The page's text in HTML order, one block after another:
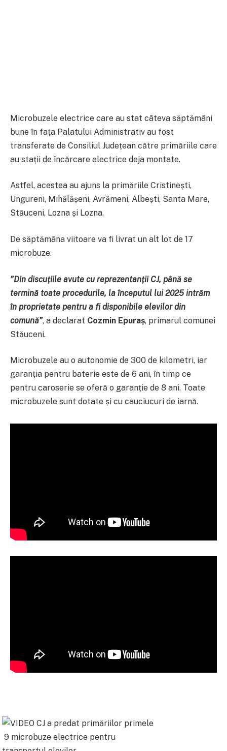
Microbuzele electrice care au stat câteva săptămâni
bune în fața Palatului Administrativ au fost
transferate de Consiliul Județean către primăriile care
au stații de încărcare electrice deja montate.
Astfel, acestea au ajuns la primăriile Cristinești,
Ungureni, Mihălășeni, Avrămeni, Albești, Santa Mare,
Stăuceni, Lozna și Lozna.
De săptămâna viitoare va fi livrat un alt lot de 17
microbuze.
”Din discuțiile avute cu reprezentanții CJ, până se
termină toate procedurile, la începutul lui 2025 intrăm
în proprietate pentru a fi disponibile elevilor din
comună”, a declarat Cozmin Epuraș, primarul comunei
Stăuceni.
Microbuzele au o autonomie de 300 de kilometri, iar
garanția pentru baterie este de 6 ani, în timp ce
pentru caroserie se oferă o garanție de 8 ani. Toate
microbuzele sunt dotate și cu cauciucuri de iarnă.